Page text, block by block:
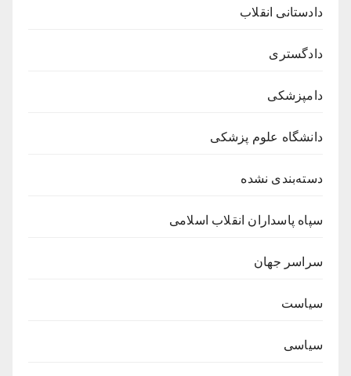
دادستانی انقلاب
دادگستری
دامپزشکی
دانشگاه علوم پزشکی
دسته‌بندی نشده
سپاه پاسداران انقلاب اسلامی
سراسر جهان
سیاست
سیاسی